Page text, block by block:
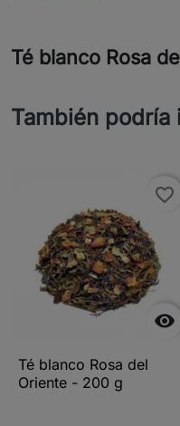
Té blanco Rosa
También podría

favorite_border
Té blanco Rosa del
Oriente - 200 g